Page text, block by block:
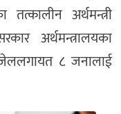
अर्थमन्त्री
अर्थमन्त्रालयका
८ जनालाई